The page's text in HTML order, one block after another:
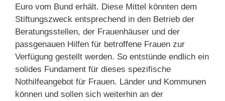
Euro vom Bund erhält. Diese Mittel könnten dem
Stiftungszweck entsprechend in den Betrieb der
Beratungsstellen, der Frauenhäuser und der
passgenauen Hilfen für betroffene Frauen zur
Verfügung gestellt werden. So entstünde endlich ein
solides Fundament für dieses spezifische
Nothilfeangebot für Frauen. Länder und Kommunen
können und sollen sich weiterhin an der